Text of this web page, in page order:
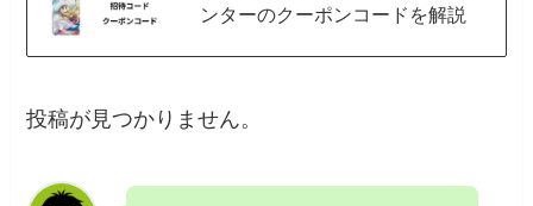
ンターのクーポンコードを解説
投稿が見つかりません。